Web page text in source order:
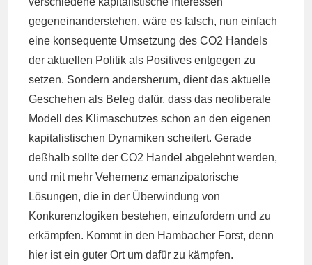
gegeneinanderstehen, wäre es falsch, nun einfach
eine konsequente Umsetzung des CO2 Handels
der aktuellen Politik als Positives entgegen zu
setzen. Sondern andersherum, dient das aktuelle
Geschehen als Beleg dafür, dass das neoliberale
Modell des Klimaschutzes schon an den eigenen
kapitalistischen Dynamiken scheitert. Gerade
deßhalb sollte der CO2 Handel abgelehnt werden,
und mit mehr Vehemenz emanzipatorische
Lösungen, die in der Überwindung von
Konkurenzlogiken bestehen, einzufordern und zu
erkämpfen. Kommt in den Hambacher Forst, denn
hier ist ein guter Ort um dafür zu kämpfen.